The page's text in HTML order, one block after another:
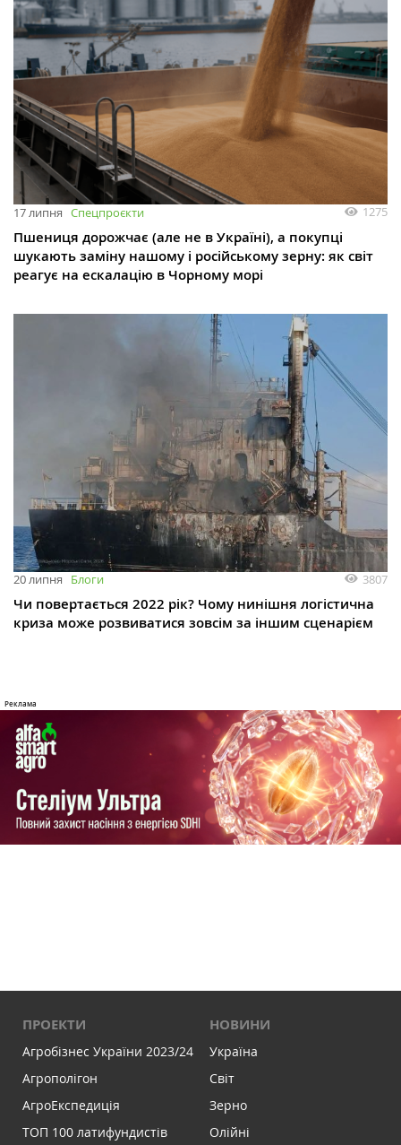
17 липня Спецпроєкти 1275
Пшениця дорожчає (але не в Україні), а покупці
шукають заміну нашому і російському зерну: як світ
реагує на ескалацію в Чорному морі
20 липня Блоги 3807
Чи повертається 2022 рік? Чому нинішня логістична
криза може розвиватися зовсім за іншим сценарієм
ПРОЕКТИ
Агробізнес України 2023/24
Агрополігон
АгроЕкспедиція
ТОП 100 латифундистів
НОВИНИ
Україна
Світ
Зерно
Олійні